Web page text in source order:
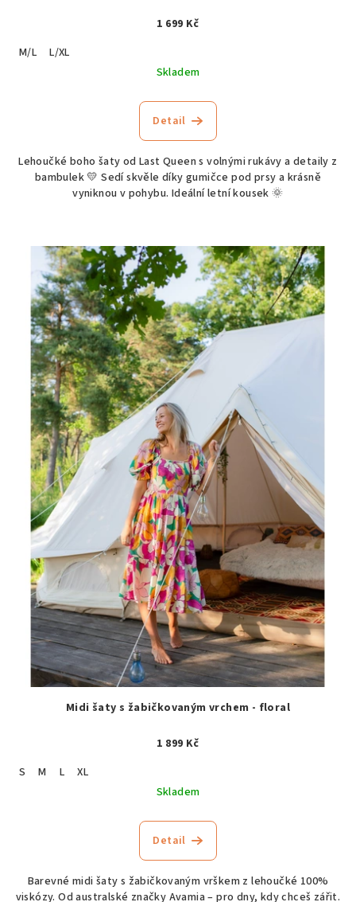
1 699 Kč
M/L
L/XL
Skladem
Detail
Lehoučké boho šaty od Last Queen s volnými rukávy a detaily z
bambulek 💛 Sedí skvěle díky gumičce pod prsy a krásně
vyniknou v pohybu. Ideální letní kousek 🌞
Midi šaty s žabičkovaným vrchem - floral
1 899 Kč
S
M L
XL
Skladem
Detail
Barevné midi šaty s žabičkovaným vrškem z lehoučké 100%
viskózy. Od australské značky Avamia – pro dny, kdy chceš zářit.